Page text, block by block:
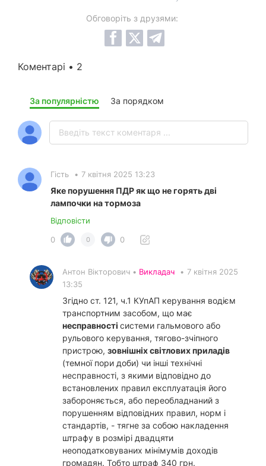
Обговоріть з друзями:
Коментарі • 2
За популярністю За порядком
Гість • 7 квітня 2025 13:23
Яке порушення ПДР як що не горять дві
лампочки на тормоза
Відповісти
0
0 0
Антон Вікторович • Викладач • 7 квітня 2025
13:35
Згідно ст. 121, ч.1 КУпАП керування водієм
транспортним засобом, що має
несправності системи гальмового або
рульового керування, тягово-зчіпного
пристрою, зовнішніх світлових приладів
(темної пори доби) чи інші технічні
несправності, з якими відповідно до
встановлених правил експлуатація його
забороняється, або переобладнаний з
порушенням відповідних правил, норм і
стандартів, - тягне за собою накладення
штрафу в розмірі двадцяти
неоподатковуваних мінімумів доходів
громадян. Тобто штраф 340 грн.